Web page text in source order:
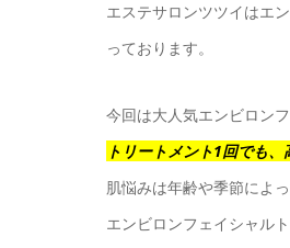
エステサロンツツイはエ
っております。
今回は大人気エンビロン
トリートメント1回でも
肌悩みは年齢や季節によ
エンビロンフェイシャル